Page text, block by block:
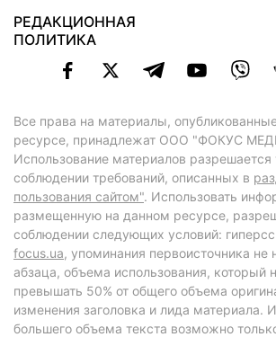
РЕДАКЦИОННАЯ
ПОЛИТИКА
Все права на материалы,
ресурсе, принадлежат ООО "ФОКУС
Использование материалов разрешается
соблюдении требований, описанных в
пользования сайтом". Использовать
размещенную на данном ресурсе,
соблюдении следующих условий:
focus.ua, упоминания первоисточника не
абзаца, объема использования, который
превышать 50% от общего объема
изменения заголовка и лида материала.
большего объема текста возможно